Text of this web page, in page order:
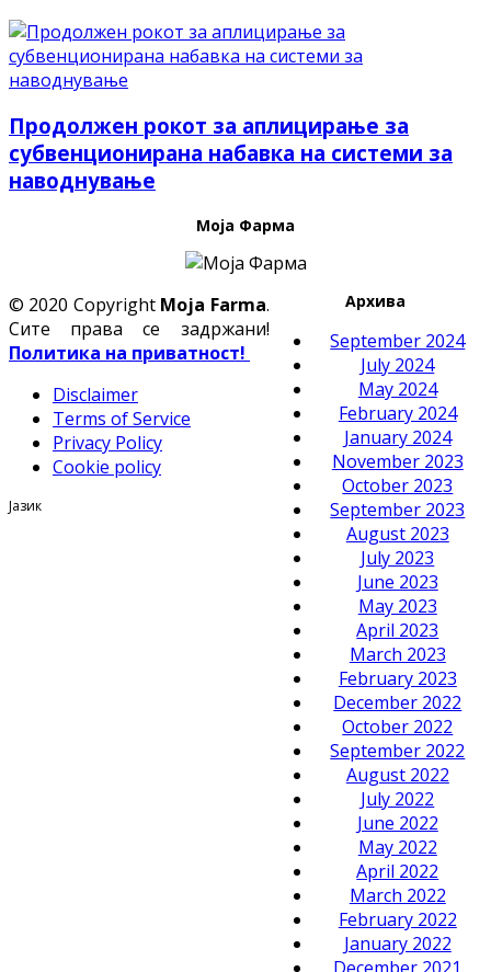
Продолжен рокот за аплицирање за
субвенционирана набавка на системи за
наводнување
Моја Фарма
Архива
September 2024
July 2024
May 2024
February 2024
January 2024
November 2023
October 2023
September 2023
August 2023
July 2023
June 2023
May 2023
April 2023
March 2023
February 2023
December 2022
October 2022
September 2022
August 2022
July 2022
June 2022
May 2022
April 2022
March 2022
February 2022
January 2022
© 2020 Copyright Moja Farma.
Сите права се задржани!
Политика на приватност!
Disclaimer
Terms of Service
Privacy Policy
Cookie policy
Јазик